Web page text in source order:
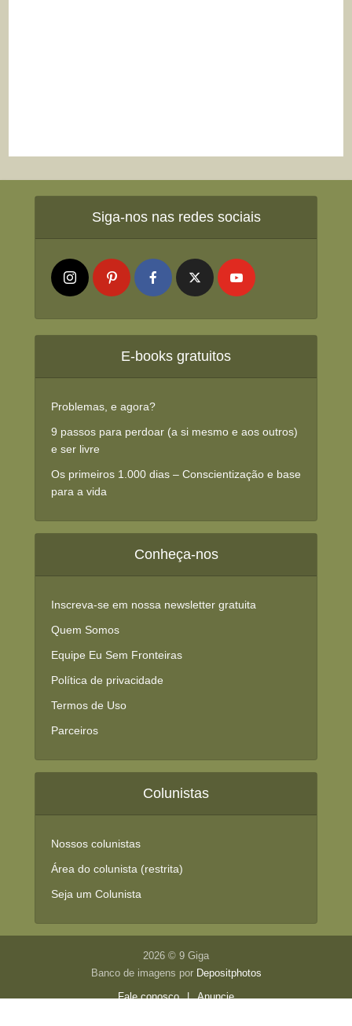
Siga-nos nas redes sociais
E-books gratuitos
Problemas, e agora?
9 passos para perdoar (a si mesmo e aos outros)
e ser livre
Os primeiros 1.000 dias – Conscientização e base
para a vida
Conheça-nos
Inscreva-se em nossa newsletter gratuita
Quem Somos
Equipe Eu Sem Fronteiras
Política de privacidade
Termos de Uso
Parceiros
Colunistas
Nossos colunistas
Área do colunista (restrita)
Seja um Colunista
2026 © 9 Giga
Banco de imagens por Depositphotos
Fale conosco
| Anuncie